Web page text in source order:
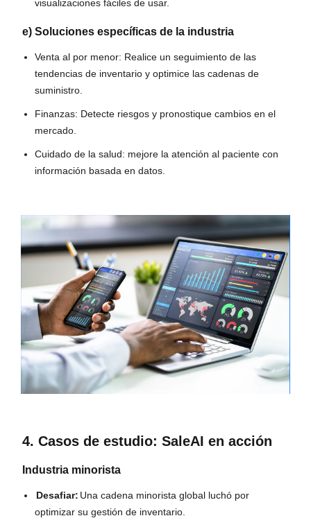
visualizaciones fáciles de usar.
e) Soluciones específicas de la industria
Venta al por menor: Realice un seguimiento de las
tendencias de inventario y optimice las cadenas de
suministro.
Finanzas: Detecte riesgos y pronostique cambios en el
mercado.
Cuidado de la salud: mejore la atención al paciente con
información basada en datos.
4. Casos de estudio: SaleAI en acción
Industria minorista
Desafiar: Una cadena minorista global luchó por
optimizar su gestión de inventario.